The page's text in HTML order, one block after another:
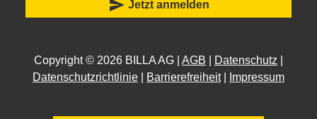
send Jetzt anmelden
Copyright © 2026 BILLA AG | AGB Datenschutz
Datenschutzrichtlinie
Barrierefreiheit| Impressum